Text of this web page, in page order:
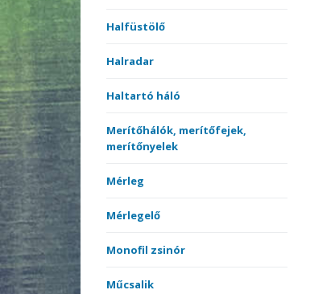
Halfüstölő
Halradar
Haltartó háló
Merítőhálók, merítőfejek,
merítőnyelek
Mérleg
Mérlegelő
Monofil zsinór
Műcsalik